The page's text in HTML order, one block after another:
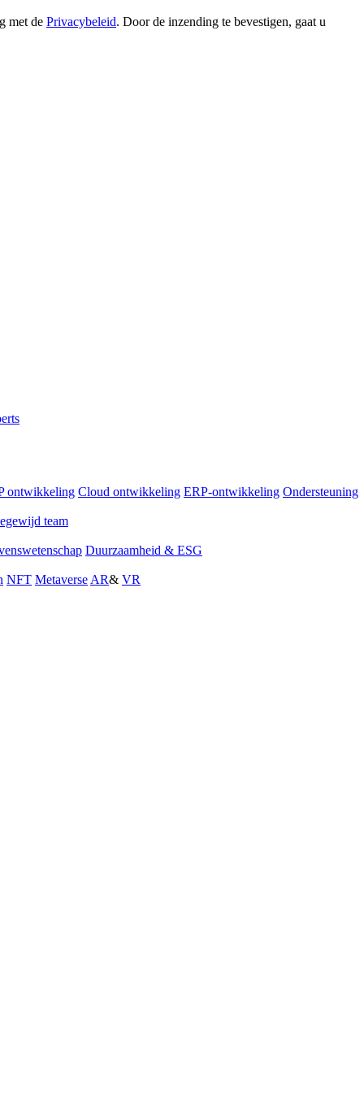
met de Privacybeleid. Door de inzending te bevestigen, gaat u
ontwikkeling Cloud ontwikkeling ERP-ontwikkeling Ondersteuning
team
Duurzaamheid & ESG
NFT Metaverse AR& VR